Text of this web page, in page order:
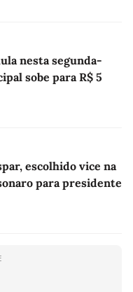
nesta segunda-
sobe para R$ 5
escolhido vice na
para presidente